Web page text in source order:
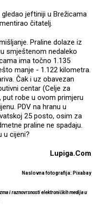
jeftiniji u Brežicama
čitatelj.
Praline dolaze iz
smještenom nedaleko
ima točno 1.135
manje - 1.122 kilometra.
Čak i uz obavezan
centar (Celje za
put robe u ovom primjeru
PDV na hranu u
25 posto, osim za
praline ne spadaju.
u cijeni?
Lupiga.Com
Naslovna fotografija: Pixabay
i raznovrsnosti elektroničkih medija u